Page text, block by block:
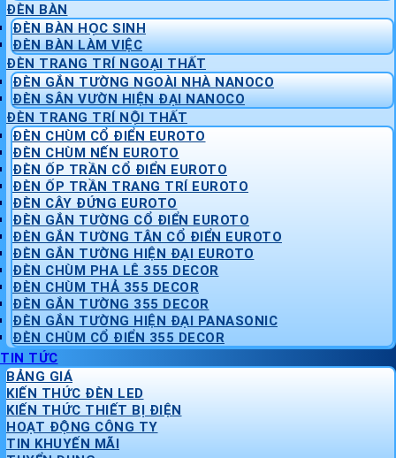
ĐÈN BÀN
ĐÈN BÀN HỌC SINH
ĐÈN BÀN LÀM VIỆC
ĐÈN TRANG TRÍ NGOẠI THẤT
ĐÈN GẮN TƯỜNG NGOÀI NHÀ NANOCO
ĐÈN SÂN VƯỜN HIỆN ĐẠI NANOCO
ĐÈN TRANG TRÍ NỘI THẤT
ĐÈN CHÙM CỔ ĐIỂN EUROTO
ĐÈN CHÙM NẾN EUROTO
ĐÈN ỐP TRẦN CỔ ĐIỂN EUROTO
ĐÈN ỐP TRẦN TRANG TRÍ EUROTO
ĐÈN CÂY ĐỨNG EUROTO
ĐÈN GẮN TƯỜNG CỔ ĐIỂN EUROTO
ĐÈN GẮN TƯỜNG TÂN CỔ ĐIỂN EUROTO
ĐÈN GẮN TƯỜNG HIỆN ĐẠI EUROTO
ĐÈN CHÙM PHA LÊ 355 DECOR
ĐÈN CHÙM THẢ 355 DECOR
ĐÈN GẮN TƯỜNG 355 DECOR
ĐÈN GẮN TƯỜNG HIỆN ĐẠI PANASONIC
ĐÈN CHÙM CỔ ĐIỂN 355 DECOR
TIN TỨC
BẢNG GIÁ
KIẾN THỨC ĐÈN LED
KIẾN THỨC THIẾT BỊ ĐIỆN
HOẠT ĐỘNG CÔNG TY
TIN KHUYẾN MÃI